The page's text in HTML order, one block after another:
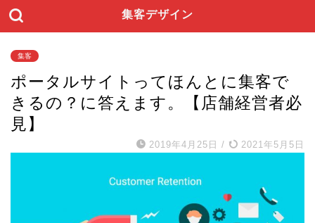
集客デザイン
集客
ポータルサイトってほんとに集客で
きるの？に答えます。【店舗経営者必
見】
2019年4月25日 / 2021年5月5日